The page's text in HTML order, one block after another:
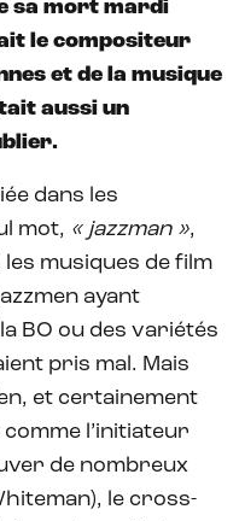
sa mort mardi
le compositeur
et de la musique
aussi un
dans les
mot, « jazzman »,
les musiques de film
ayant
BO ou des variétés
pris mal. Mais
et certainement
l’initiateur
de nombreux
le cross-